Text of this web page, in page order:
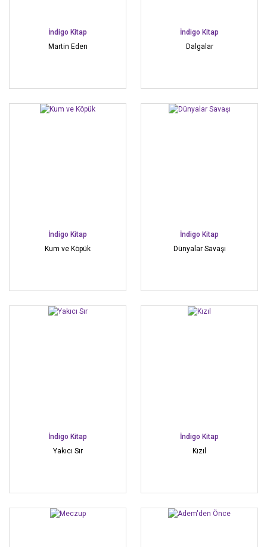
İndigo Kitap
Martin Eden
İndigo Kitap
Dalgalar
İndigo Kitap
Kum ve Köpük
İndigo Kitap
Dünyalar Savaşı
İndigo Kitap
Yakıcı Sır
İndigo Kitap
Kızıl